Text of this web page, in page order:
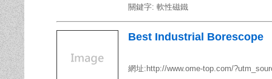
關鍵字: 軟性磁鐵
Best Industrial Borescope
網址:http://www.ome-top.com/